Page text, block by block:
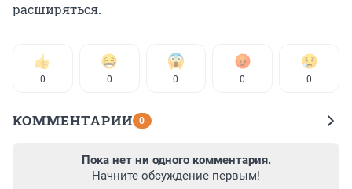
расширяться.
0 0 0 0 0
КОММЕНТАРИИ 0
Пока нет ни одного комментария.
Начните обсуждение первым!